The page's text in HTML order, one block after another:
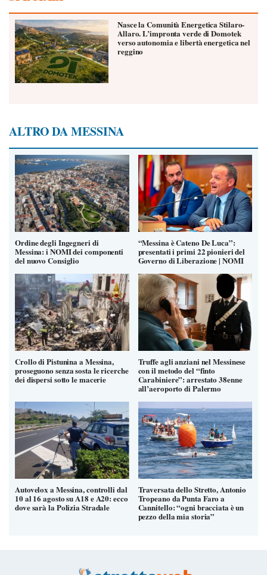
Nasce la Comunità Energetica Stilaro-
Allaro. L’impronta verde di Domotek
verso autonomia e libertà energetica nel
reggino
ALTRO DA MESSINA
Ordine degli Ingegneri di
Messina: i NOMI dei componenti
del nuovo Consiglio
“Messina è Cateno De Luca”:
presentati i primi 22 pionieri del
Governo di Liberazione | NOMI
Crollo di Pistunina a Messina,
proseguono senza sosta le ricerche
dei dispersi sotto le macerie
Truffe agli anziani nel Messinese
con il metodo del “finto
Carabiniere”: arrestato 38enne
all’aeroporto di Palermo
Autovelox a Messina, controlli dal
10 al 16 agosto su A18 e A20: ecco
dove sarà la Polizia Stradale
Traversata dello Stretto, Antonio
Tropeano da Punta Faro a
Cannitello: “ogni bracciata è un
pezzo della mia storia”